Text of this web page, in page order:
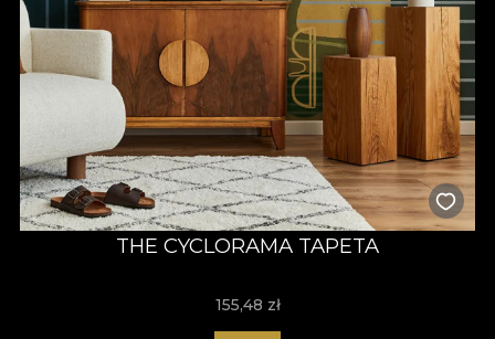
THE CYCLORAMA TAPETA
155,48 zł